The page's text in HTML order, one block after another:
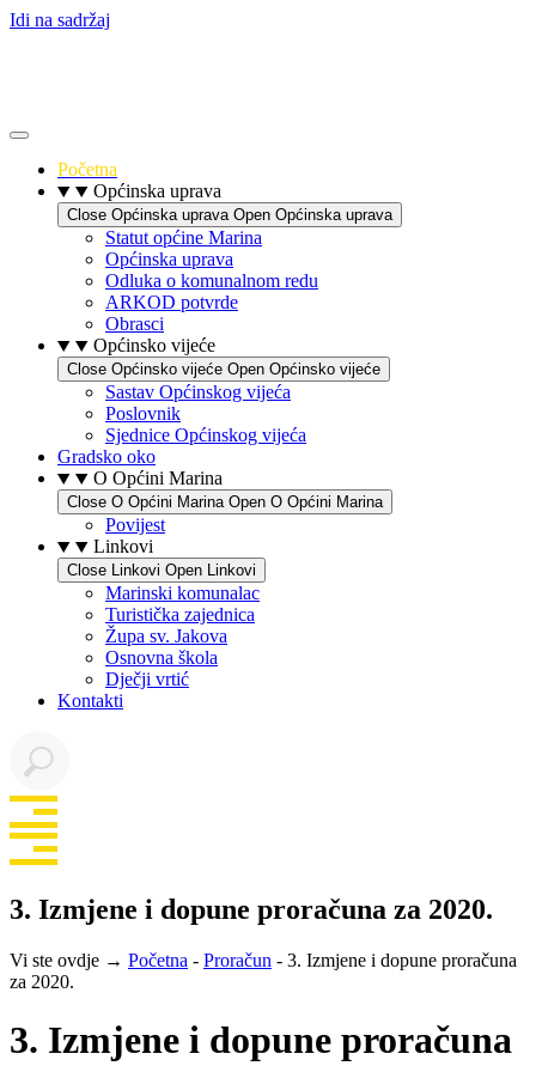
Idi na sadržaj
Početna
Općinska uprava
Close Općinska uprava Open Općinska uprava
Statut općine Marina
Općinska uprava
Odluka o komunalnom redu
ARKOD potvrde
Obrasci
Općinsko vijeće
Close Općinsko vijeće Open Općinsko vijeće
Sastav Općinskog vijeća
Poslovnik
Sjednice Općinskog vijeća
Gradsko oko
O Općini Marina
Close O Općini Marina Open O Općini Marina
Povijest
Linkovi
Close Linkovi Open Linkovi
Marinski komunalac
Turistička zajednica
Župa sv. Jakova
Osnovna škola
Dječji vrtić
Kontakti
3. Izmjene i dopune proračuna za 2020.
Vi ste ovdje → Početna - Proračun - 3. Izmjene i dopune proračuna
za 2020.
3. Izmjene i dopune proračuna